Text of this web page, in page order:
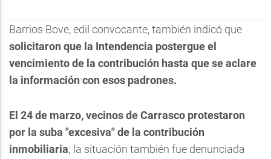
Barrios Bove, edil convocante, también indicó que
solicitaron que la Intendencia postergue el
vencimiento de la contribución hasta que se aclare
la información con esos padrones.
El 24 de marzo, vecinos de Carrasco protestaron
por la suba "excesiva" de la contribución
inmobiliaria; la situación también fue denunciada